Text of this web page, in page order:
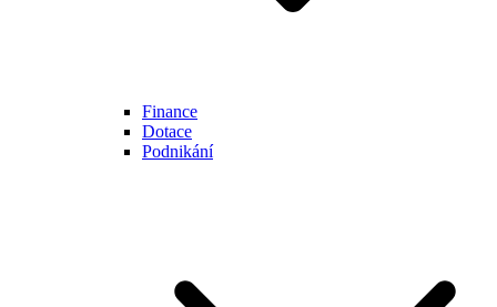
Finance
Dotace
Podnikání